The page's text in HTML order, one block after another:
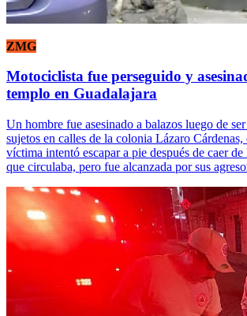
ZMG
Motociclista fue perseguido y
templo en Guadalajara
Un hombre fue asesinado a balazos luego de
sujetos en calles de la colonia Lázaro
víctima intentó escapar a pie después de caer
que circulaba, pero fue alcanzada por sus